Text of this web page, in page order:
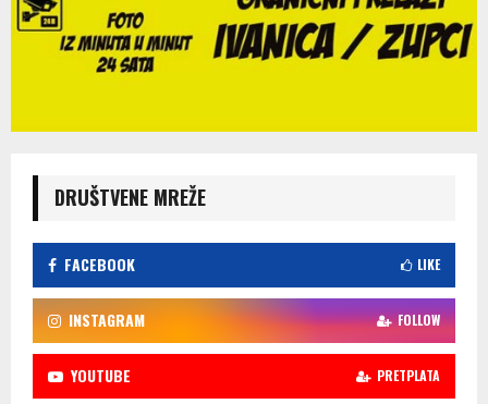
DRUŠTVENE MREŽE
FACEBOOK LIKE
INSTAGRAM FOLLOW
YOUTUBE PRETPLATA